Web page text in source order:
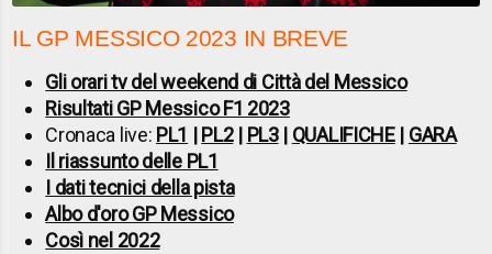
IL GP MESSICO 2023 IN BREVE
Gli orari tv del weekend di Città del Messico
Risultati GP Messico F1 2023
Cronaca live: PL1 | PL2| PL3| QUALIFICHE| GARA
Il riassunto delle PL1
I dati tecnici della pista
Albo d'oro GP Messico
Così nel 2022